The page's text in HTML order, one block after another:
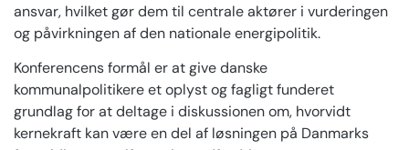
ansvar, hvilket gør dem til centrale aktører i vurderingen
og påvirkningen af den nationale energipolitik.
Konferencens formål er at give danske
kommunalpolitikere et oplyst og fagligt funderet
grundlag for at deltage i diskussionen om, hvorvidt
kernekraft kan være en del af løsningen på Danmarks